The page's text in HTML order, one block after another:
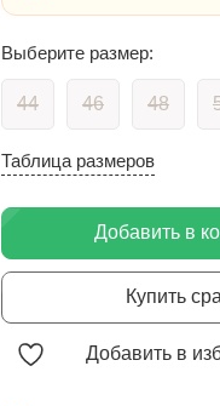
Выберите размер:
44 46 48
Таблица размеров
Добавить в
Купить
Добавить в